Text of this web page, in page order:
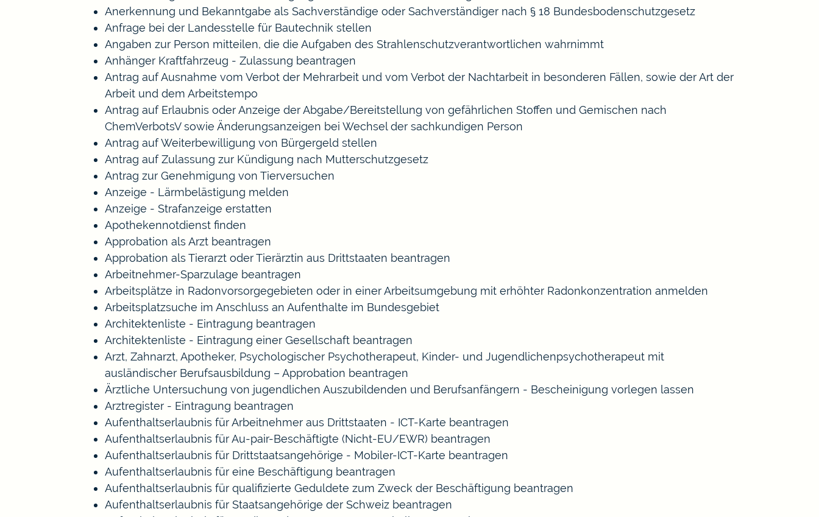
Anerkennung und Bekanntgabe als Sachverständige oder Sachverständiger nach § 18 Bundesbodenschutzgesetz
Anfrage bei der Landesstelle für Bautechnik stellen
Angaben zur Person mitteilen, die die Aufgaben des Strahlenschutzverantwortlichen wahrnimmt
Anhänger Kraftfahrzeug - Zulassung beantragen
Antrag auf Ausnahme vom Verbot der Mehrarbeit und vom Verbot der Nachtarbeit in besonderen Fällen, sowie der Art der
Arbeit und dem Arbeitstempo
Antrag auf Erlaubnis oder Anzeige der Abgabe/Bereitstellung von gefährlichen Stoffen und Gemischen nach
ChemVerbotsV sowie Änderungsanzeigen bei Wechsel der sachkundigen Person
Antrag auf Weiterbewilligung von Bürgergeld stellen
Antrag auf Zulassung zur Kündigung nach Mutterschutzgesetz
Antrag zur Genehmigung von Tierversuchen
Anzeige - Lärmbelästigung melden
Anzeige - Strafanzeige erstatten
Apothekennotdienst finden
Approbation als Arzt beantragen
Approbation als Tierarzt oder Tierärztin aus Drittstaaten beantragen
Arbeitnehmer-Sparzulage beantragen
Arbeitsplätze in Radonvorsorgegebieten oder in einer Arbeitsumgebung mit erhöhter Radonkonzentration anmelden
Arbeitsplatzsuche im Anschluss an Aufenthalte im Bundesgebiet
Architektenliste - Eintragung beantragen
Architektenliste - Eintragung einer Gesellschaft beantragen
Arzt, Zahnarzt, Apotheker, Psychologischer Psychotherapeut, Kinder- und Jugendlichenpsychotherapeut mit
ausländischer Berufsausbildung – Approbation beantragen
Ärztliche Untersuchung von jugendlichen Auszubildenden und Berufsanfängern - Bescheinigung vorlegen lassen
Arztregister - Eintragung beantragen
Aufenthaltserlaubnis für Arbeitnehmer aus Drittstaaten - ICT-Karte beantragen
Aufenthaltserlaubnis für Au-pair-Beschäftigte (Nicht-EU/EWR) beantragen
Aufenthaltserlaubnis für Drittstaatsangehörige - Mobiler-ICT-Karte beantragen
Aufenthaltserlaubnis für eine Beschäftigung beantragen
Aufenthaltserlaubnis für qualifizierte Geduldete zum Zweck der Beschäftigung beantragen
Aufenthaltserlaubnis für Staatsangehörige der Schweiz beantragen